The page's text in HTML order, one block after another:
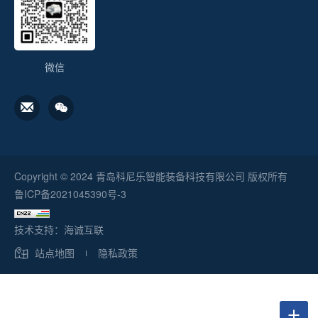
微信
Copyright © 2024 青岛科尼乐智能装备科技有限公司 版权所有
鲁ICP备2021045390号-3
技术支持：海诚互联
站点地图
隐私政策